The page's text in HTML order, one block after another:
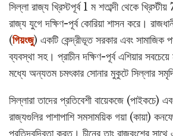
সিল্লা রাজ্য খ্রিস্টপূর্ব 1 ম শতাব্দী থেকে খ্রিস্টীয়
রাজ্য যুগে দক্ষিণ-পূর্ব কোরিয়া শাসন করে।
(গিয়ংজু) একটি কেন্দ্রীভূত সরকার এবং সামাজিক
ব্যবস্থা সহ। প্রাচীন দক্ষিণ-পূর্ব এশিয়ার
মধ্যে অন্যতম চমৎকার সোনার মুকুটে সিল্লার
সিল্লারা তাদের প্রতিবেশী বায়েকজে (পাইকচে)
রাজ্যগুলির পাশাপাশি সমসাময়িক গয়া (কায়া)